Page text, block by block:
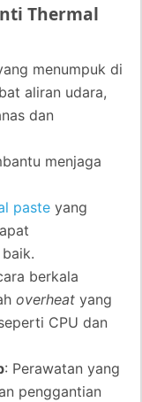
Thermal
menumpuk di
aliran udara,
dan
menjaga
paste yang
berkala
overheat yang
CPU dan
: Perawatan yang
penggantian